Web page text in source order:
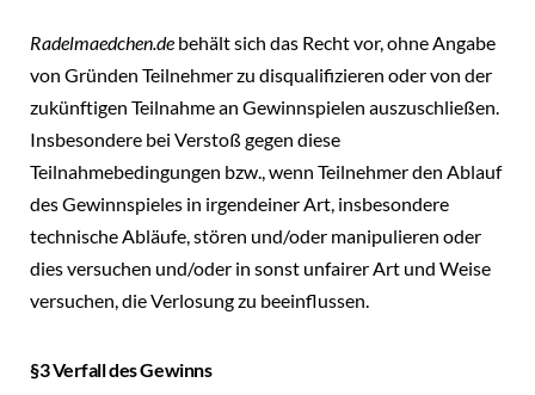
Radelmaedchen.de behält sich das Recht vor, ohne Angabe
von Gründen Teilnehmer zu disqualifizieren oder von der
zukünftigen Teilnahme an Gewinnspielen auszuschließen.
Insbesondere bei Verstoß gegen diese
Teilnahmebedingungen bzw., wenn Teilnehmer den Ablauf
des Gewinnspieles in irgendeiner Art, insbesondere
technische Abläufe, stören und/oder manipulieren oder
dies versuchen und/oder in sonst unfairer Art und Weise
versuchen, die Verlosung zu beeinflussen.
§3 Verfall des Gewinns